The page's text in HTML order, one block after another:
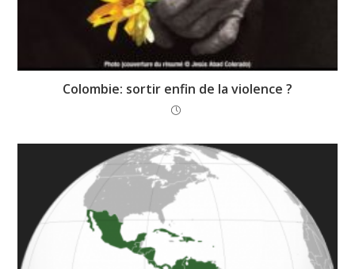
Colombie: sortir enfin de la violence ?